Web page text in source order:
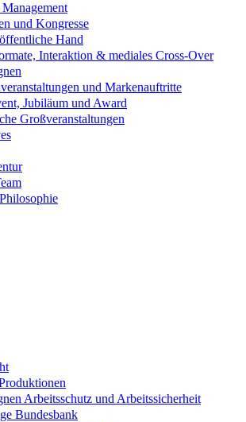
und Kongresse
Hand
Interaktion & mediales Cross-Over
und Markenauftritte
Jubiläum und Award
Großveranstaltungen
Arbeitsschutz und Arbeitssicherheit
Bundesbank